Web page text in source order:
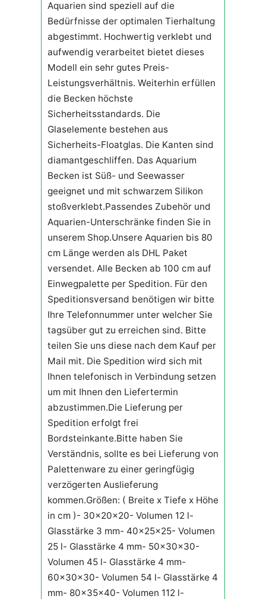
Aquarien sind speziell auf die
Bedürfnisse der optimalen Tierhaltung
abgestimmt. Hochwertig verklebt und
aufwendig verarbeitet bietet dieses
Modell ein sehr gutes Preis-
Leistungsverhältnis. Weiterhin erfüllen
die Becken höchste
Sicherheitsstandards. Die
Glaselemente bestehen aus
Sicherheits-Floatglas. Die Kanten sind
diamantgeschliffen. Das Aquarium
Becken ist Süß- und Seewasser
geeignet und mit schwarzem Silikon
stoßverklebt.Passendes Zubehör und
Aquarien-Unterschränke finden Sie in
unserem Shop.Unsere Aquarien bis 80
cm Länge werden als DHL Paket
versendet. Alle Becken ab 100 cm auf
Einwegpalette per Spedition. Für den
Speditionsversand benötigen wir bitte
Ihre Telefonnummer unter welcher Sie
tagsüber gut zu erreichen sind. Bitte
teilen Sie uns diese nach dem Kauf per
Mail mit. Die Spedition wird sich mit
Ihnen telefonisch in Verbindung setzen
um mit Ihnen den Liefertermin
abzustimmen.Die Lieferung per
Spedition erfolgt frei
Bordsteinkante.Bitte haben Sie
Verständnis, sollte es bei Lieferung von
Palettenware zu einer geringfügig
verzögerten Auslieferung
kommen.Größen: ( Breite x Tiefe x Höhe
in cm )- 30x20x20- Volumen 12 l-
Glasstärke 3 mm- 40x25x25- Volumen
25 l- Glasstärke 4 mm- 50x30x30-
Volumen 45 l- Glasstärke 4 mm-
60x30x30- Volumen 54 l- Glasstärke 4
mm- 80x35x40- Volumen 112 l-